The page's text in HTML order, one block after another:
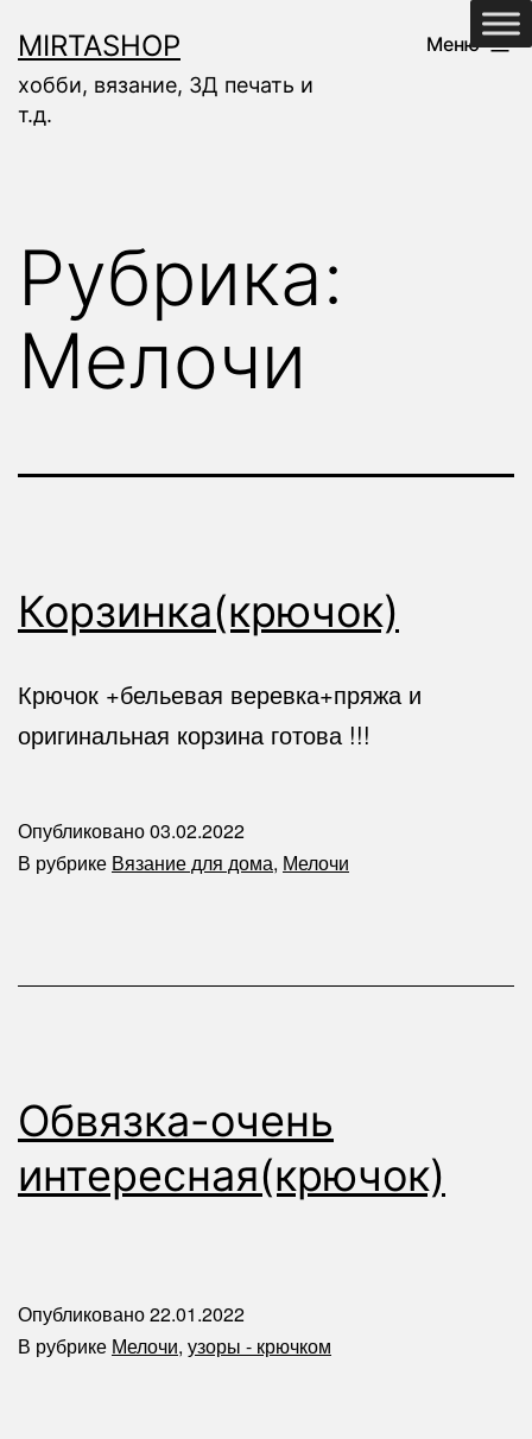
содержимому
MIRTASHOP
хобби, вязание, 3Д печать и
т.д.
Меню
Рубрика:
Мелочи
Корзинка(крючок)
Крючок +бельевая веревка+пряжа и
оригинальная корзина готова !!!
Опубликовано03.02.2022
В рубрике Вязание для дома, Мелочи
Обвязка-очень
интересная(крючок)
Опубликовано22.01.2022
В рубрике Мелочи, узоры - крючком